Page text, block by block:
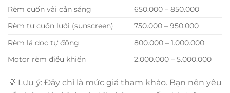
Rèm cuốn vải cản sáng
650.000 – 850.000
Rèm tự cuốn lưới (sunscreen)
750.000 – 950.000
Rèm lá dọc tự động
800.000 – 1.000.000
Motor rèm điều khiển
2.000.000 – 5.000.000
💡 Lưu ý: Đây chỉ là mức giá tham khảo. Bạn nên yêu